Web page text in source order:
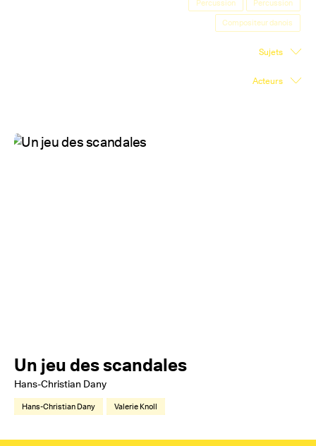
En
Percussion
Percussion
Compositeur danois
Sujets
Acteurs
Un jeu des scandales
Hans-Christian Dany
Hans-Christian Dany Valerie Knoll